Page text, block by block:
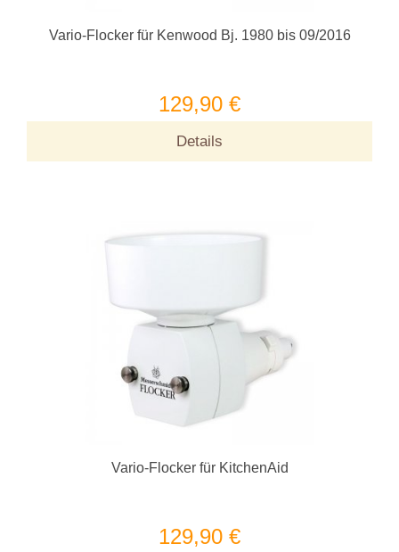
Vario-Flocker für Kenwood Bj. 1980 bis 09/2016
129,90 €
Details
Vario-Flocker für KitchenAid
129,90 €